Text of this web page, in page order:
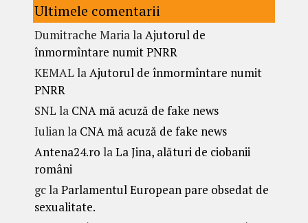
Ultimele comentarii
Dumitrache MarialaAjutorul de
înmormîntare numit PNRR
KEMAL laAjutorul de înmormîntare numit
PNRR
SNL la CNA mă acuză de fake news
Iulianla CNA mă acuză de fake news
Antena24.ro laLa Jina, alături de ciobanii
români
gclaParlamentul European pare obsedat de
sexualitate.